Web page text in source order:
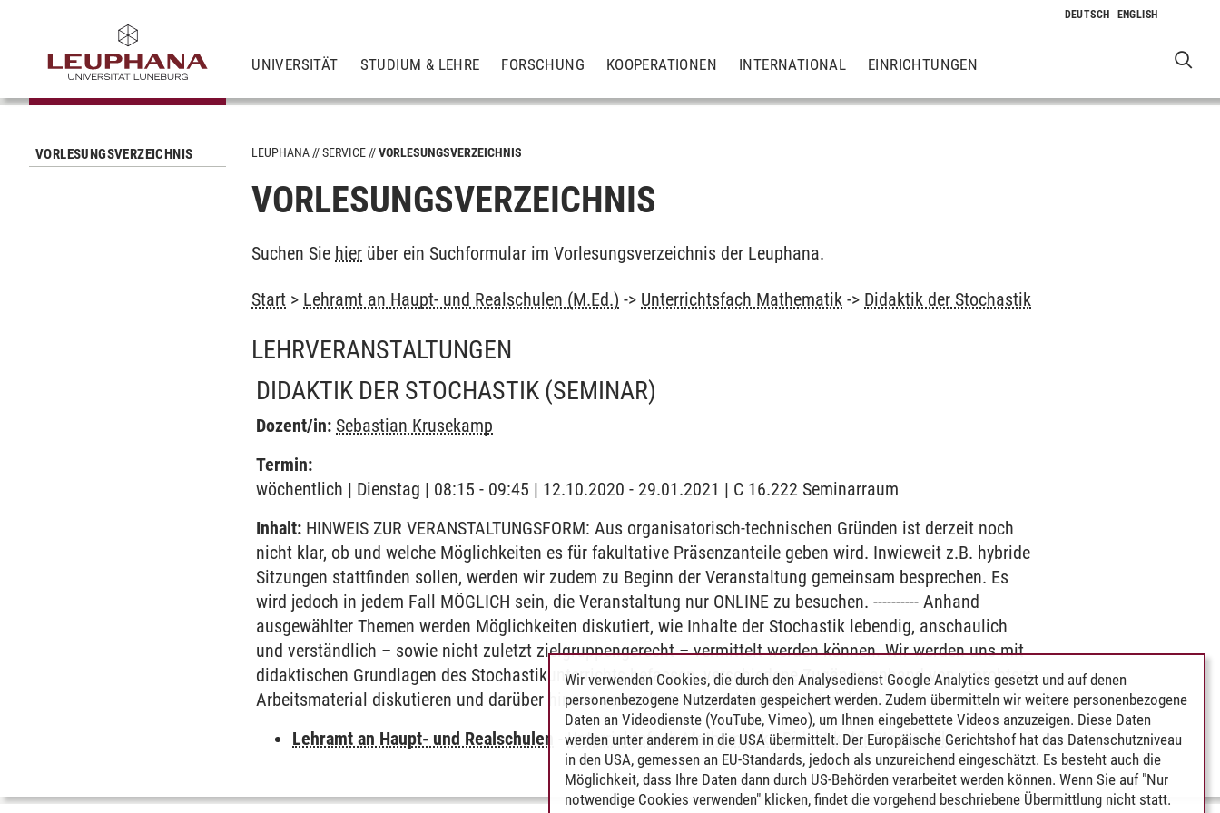
UNIVERSITÄT STUDIUM & LEHRE FORSCHUNG KOOPERATIONEN INTERNATIONAL EINRICHTUNGEN
VORLESUNGSVERZEICHNIS LEUPHANA SERVICE VORLESUNGSVERZEICHNIS
VORLESUNGSVERZEICHNIS
Suchen Sie hier über ein Suchformular im Vorlesungsverzeichnis der Leuphana.
Start > Lehramt an Haupt- und Realschulen (M.Ed.) -> Unterrichtsfach Mathematik -> Didaktik der Stochastik
LEHRVERANSTALTUNGEN
DIDAKTIK DER STOCHASTIK (SEMINAR)
Dozent/in: Sebastian Krusekamp
Termin:
wöchentlich | Dienstag | 08:15 - 09:45 | 12.10.2020 - 29.01.2021 | C 16.222 Seminarraum
Inhalt: HINWEIS ZUR VERANSTALTUNGSFORM: Aus organisatorisch-technischen Gründen ist derzeit noch
nicht klar, ob und welche Möglichkeiten es für fakultative Präsenzanteile geben wird. Inwieweit z.B. hybride
Sitzungen stattfinden sollen, werden wir zudem zu Beginn der Veranstaltung gemeinsam besprechen. Es
wird jedoch in jedem Fall MÖGLICH sein, die Veranstaltung nur ONLINE zu besuchen. ---------- Anhand
ausgewählter Themen werden Möglichkeiten diskutiert, wie Inhalte der Stochastik lebendig, anschaulich
und verständlich – sowie nicht zuletzt zielgruppengerecht – vermittelt werden können. Wir werden uns mit
didaktischen Grundlagen des Stochastikunterrichts befassen, verschiedene Zugänge anhand von erprobtem
Arbeitsmaterial diskutieren und darüber hinaus versuchen, eigene Ideen zu entwickeln.
Lehramt an Haupt- und Realschulen
-Unterrichtsfach Mathematik -Didaktik der Stochastik
Wir verwenden Cookies, die durch den Analysedienst Google Analytics gesetzt und auf denen
personenbezogene Nutzerdaten gespeichert werden. Zudem übermitteln wir weitere personenbezogene
Daten an Videodienste (YouTube, Vimeo), um Ihnen eingebettete Videos anzuzeigen. Diese Daten
werden unter anderem in die USA übermittelt. Der Europäische Gerichtshof hat das Datenschutzniveau
in den USA, gemessen an EU-Standards, jedoch als unzureichend eingeschätzt. Es besteht auch die
Möglichkeit, dass Ihre Daten dann durch US-Behörden verarbeitet werden können. Wenn Sie auf "Nur
notwendige Cookies verwenden" klicken, findet die vorgehend beschriebene Übermittlung nicht statt.